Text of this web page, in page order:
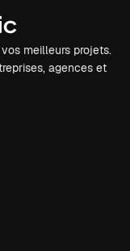
meilleurs projets.
agences et